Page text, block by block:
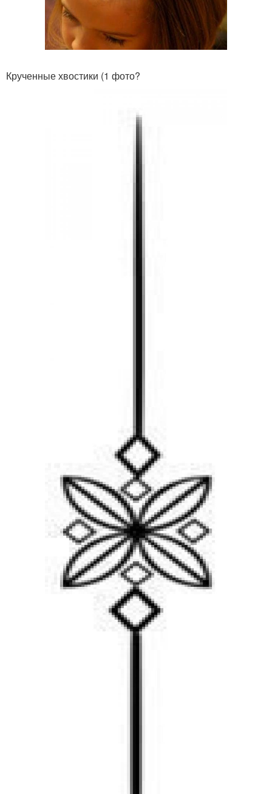
Крученные хвостики (1 фото?